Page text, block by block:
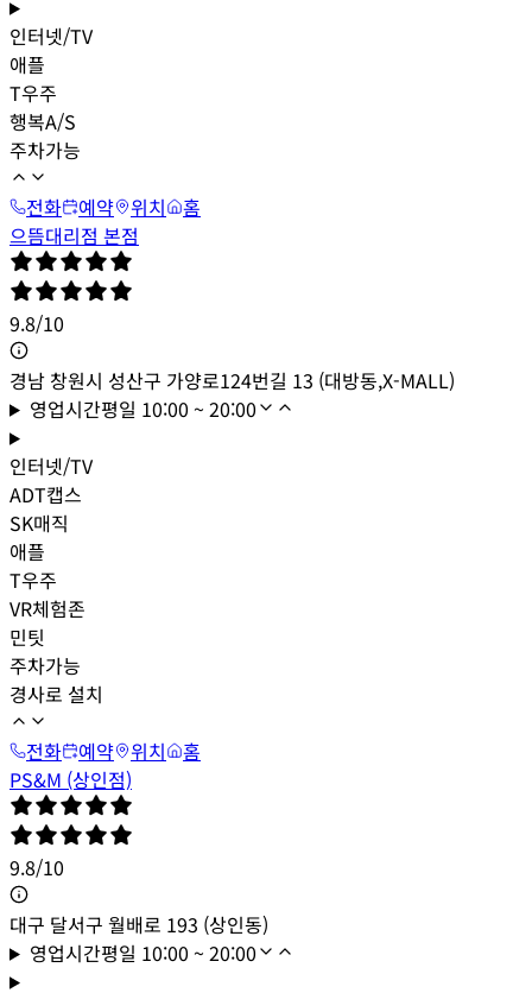
인터넷/TV
애플
T우주
행복A/S
주차가능
전화
예약 위치
홈
으뜸대리점 본점
9.8/10
경남 창원시 성산구 가양로124번길 13 (대방동,X-MALL)
영업시간평일 10:00 ~ 20:00
인터넷/TV
ADT캡스
SK매직
애플
T우주
VR체험존
민팃
주차가능
경사로 설치
전화
예약 위치
홈
PS&M (상인점)
9.8/10
대구 달서구 월배로 193 (상인동)
영업시간평일 10:00 ~ 20:00